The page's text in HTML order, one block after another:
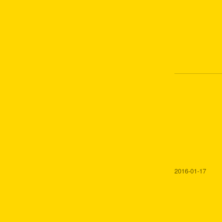
2016-01-17